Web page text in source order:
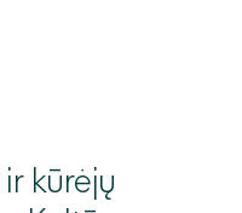
kūrėjų